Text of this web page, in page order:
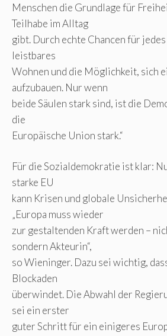
Menschen die Grundlage für
Teilhabe im Alltag
gibt. Durch echte Chancen für
leistbares
Wohnen und die Möglichkeit, sich
aufzubauen. Nur wenn
beide Säulen stark sind, ist die
die
Europäische Union stark.“
Für die Sozialdemokratie ist klar:
starke EU
kann Krisen und globale
„Europa muss wieder
zur gestaltenden Kraft werden –
sondern Akteurin“,
so Wieninger. Dazu sei wichtig,
Blockaden
überwindet. Die Abwahl der
sei ein erster
guter Schritt für ein einigeres